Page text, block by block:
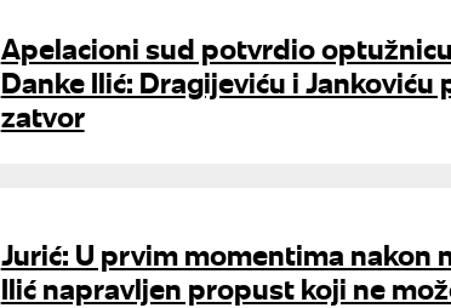
Apelacioni sud potvrdio
Danke Ilić: Dragijeviću i
zatvor
Jurić: U prvim momentima nakon
Ilić napravljen propust koji ne